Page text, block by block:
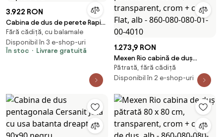
3.922 RON
Cabina de dus de perete Rapid
Fold
Fără cădiță, cu balamale
Disponibil în 3 e-shop-uri
În stoc
Livrare gratuită 1.273,9 RON
Mexen Rio cabină de duș
pătrată 80 x 80 cm,
transparent, crom + cadă Flat,
alb - 860-080-080-01-00-4010
Pătrată, fără cădiță
Disponibil în 2 e-shop-uri